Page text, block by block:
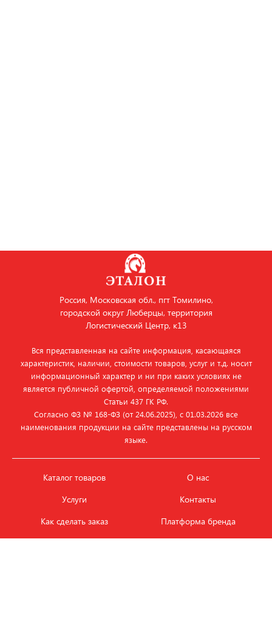
Россия, Московская обл., пгт Томилино,
городской округ Люберцы, территория
Логистический Центр, к13
Вся представленная на сайте информация, касающаяся
характеристик, наличии, стоимости товаров, услуг и т.д. носит
информационный характер и ни при каких условиях не
является публичной офертой, определяемой положениями
Статьи 437 ГК РФ.
Согласно ФЗ № 168‑ФЗ (от 24.06.2025), с 01.03.2026 все
наименования продукции на сайте представлены на русском
языке.
Каталог товаров
Услуги
Как сделать заказ
О нас
Контакты
Платформа бренда